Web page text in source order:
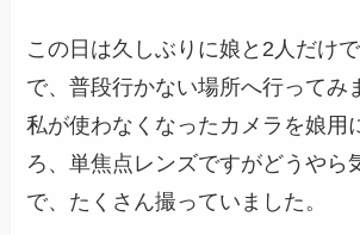
この日は久しぶりに娘と2人だけ
で、普段行かない場所へ行ってみ
私が使わなくなったカメラを娘用
ろ、単焦点レンズですがどうやら
で、たくさん撮っていました。